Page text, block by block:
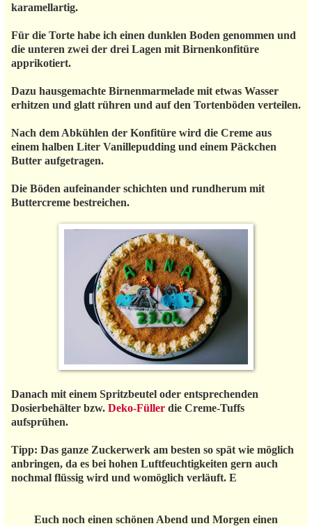
karamellartig.
Für die Torte habe ich einen dunklen Boden genommen und
die unteren zwei der drei Lagen mit Birnenkonfitüre
apprikotiert.
Dazu hausgemachte Birnenmarmelade mit etwas Wasser
erhitzen und glatt rühren und auf den Tortenböden verteilen.
Nach dem Abkühlen der Konfitüre wird die Creme aus
einem halben Liter Vanillepudding und einem Päckchen
Butter aufgetragen.
Die Böden aufeinander schichten und rundherum mit
Buttercreme bestreichen.
Danach mit einem Spritzbeutel oder entsprechenden
Dosierbehälter bzw. Deko-Füller die Creme-Tuffs
aufsprühen.
Tipp: Das ganze Zuckerwerk am besten so spät wie möglich
anbringen, da es bei hohen Luftfeuchtigkeiten gern auch
nochmal flüssig wird und womöglich verläuft. E
Euch noch einen schönen Abend und Morgen einen